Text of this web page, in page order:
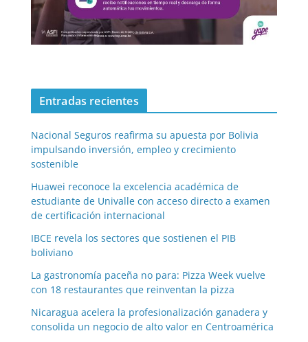
Entradas recientes
Nacional Seguros reafirma su apuesta por Bolivia
impulsando inversión, empleo y crecimiento
sostenible
Huawei reconoce la excelencia académica de
estudiante de Univalle con acceso directo a examen
de certificación internacional
IBCE revela los sectores que sostienen el PIB
boliviano
La gastronomía paceña no para: Pizza Week vuelve
con 18 restaurantes que reinventan la pizza
Nicaragua acelera la profesionalización ganadera y
consolida un negocio de alto valor en Centroamérica